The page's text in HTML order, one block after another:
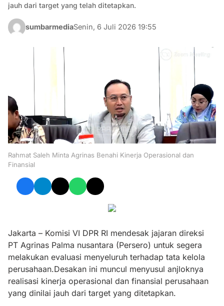
jauh dari target yang telah ditetapkan.
sumbarmediaSenin, 6 Juli 2026 19:55
Rahmat Saleh Minta Agrinas Benahi Kinerja Operasional dan
Finansial
Jakarta – Komisi VI DPR RI mendesak jajaran direksi
PT Agrinas Palma nusantara (Persero) untuk segera
melakukan evaluasi menyeluruh terhadap tata kelola
perusahaan.Desakan ini muncul menyusul anjloknya
realisasi kinerja operasional dan finansial perusahaan
yang dinilai jauh dari target yang ditetapkan.